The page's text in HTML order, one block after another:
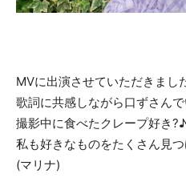
MVに出演させていただきまし
歌詞に共感しながら口ずさん
撮影中に食べたクレープ好き?♪
私も好きなものをたくさん見
(マリナ)